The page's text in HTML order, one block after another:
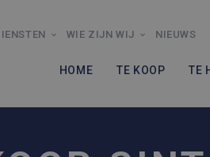
WIE ZIJN WIJ NIEUWS
HOME TE KOOP TE